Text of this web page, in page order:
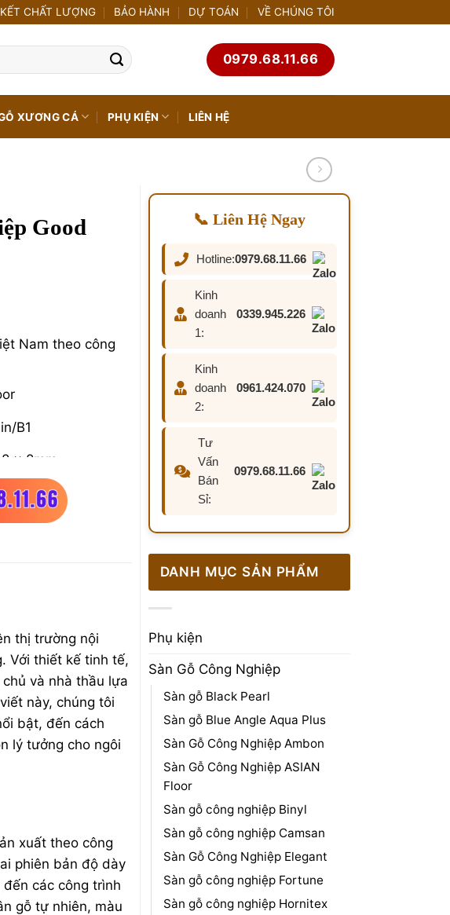
CHẤT LƯỢNG BẢO HÀNH DỰ TOÁN VỀ CHÚNG TÔI
0979.68.11.66
XƯƠNG CÁ PHỤ KIỆN LIÊN HỆ
📞 Liên Hệ Ngay
Hotline:0979.68.11.66
Kinh
doanh
1:
0339.945.226
Kinh
doanh
2:
0961.424.070
Tư
Vấn
Bán
Sỉ:
0979.68.11.66
DANH MỤC SẢN PHẨM
Phụ kiện
Sàn Gỗ Công Nghiệp
Sàn gỗ Black Pearl
Sàn gỗ Blue Angle Aqua Plus
Sàn Gỗ Công Nghiệp Ambon
Sàn Gỗ Công Nghiệp ASIAN
Floor
Sàn gỗ công nghiệp Binyl
Sàn gỗ công nghiệp Camsan
Sàn Gỗ Công Nghiệp Elegant
Sàn gỗ công nghiệp Fortune
Sàn gỗ công nghiệp Hornitex
Good
Nam theo công
B1
x 8mm
x 12mm
trơn
thị trường nội
Với thiết kế tinh tế,
và nhà thầu lựa
này, chúng tôi
bật, đến cách
lý tưởng cho ngôi
xuất theo công
phiên bản độ dày
các công trình
gỗ tự nhiên, màu